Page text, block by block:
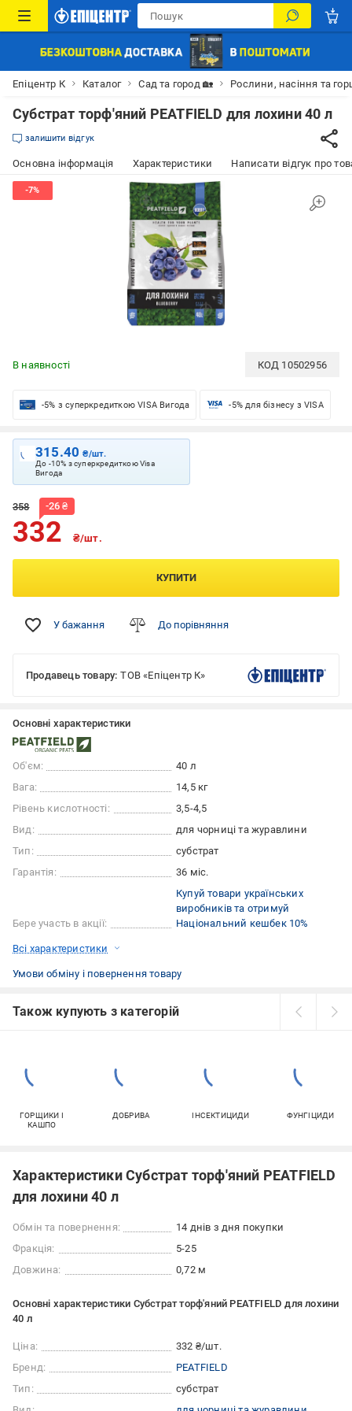
Епіцентр К Каталог Сад та город 🏡 Рослини, насіння та
Субстрат торф'яний PEATFIELD для лохини 40 л
залишити відгук
Основна інформація Характеристики Написати відгук про
В наявності КОД 10502956
-5% з суперкредиткою VISA Вигода -5% для бізнесу з VISA
315.40₴/шт.
До -10% з суперкредиткою Visa
Вигода
358 -26 ₴
332 ₴/шт.
КУПИТИ
У бажання До порівняння
Продавець товару: ТОВ «Епіцентр К»
Основні характеристики
Об'єм:
40 л
Вага:
14,5 кг
Рівень кислотності:
3,5-4,5
Вид:
для чорниці та журавлини
Тип:
субстрат
Гарантія:
36 міс.
Бере участь в акції:
Купуй товари українських
виробників та отримуй
Національний кешбек 10%
Всі характеристики
Умови обміну і повернення товару
Також купують з категорій
ГОРЩИКИ І
КАШПО
ДОБРИВА ІНСЕКТИЦИДИ ФУНГІЦИДИ
Характеристики Субстрат торф'яний PEATFIELD
для лохини 40 л
Обмін та повернення:
14 днів з дня покупки
Фракція:
5-25
Довжина:
0,72 м
Основні характеристики Субстрат торф'яний PEATFIELD для лохини
40 л
Ціна:
332 ₴/шт.
Бренд:
PEATFIELD
Тип:
субстрат